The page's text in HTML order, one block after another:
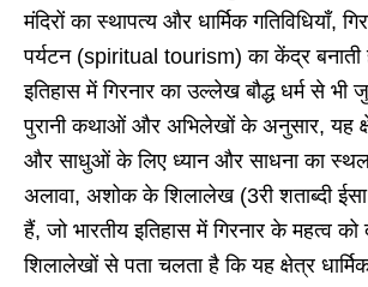
मंदिरों का स्थापत्य और धार्मिक गतिविधियाँ,
पर्यटन (spiritual tourism) का केंद्र बनाती
इतिहास में गिरनार का उल्लेख बौद्ध धर्म से
पुरानी कथाओं और अभिलेखों के अनुसार, यह
और साधुओं के लिए ध्यान और साधना का
अलावा, अशोक के शिलालेख (3री शताब्दी ईसा
हैं, जो भारतीय इतिहास में गिरनार के महत्व को
शिलालेखों से पता चलता है कि यह क्षेत्र